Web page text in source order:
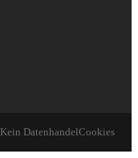
Kein DatenhandelCookies